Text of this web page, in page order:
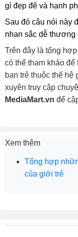
gì đẹp đẽ và hạnh
Sau đó câu nói này
nhan sắc dễ thương
Trên đây là tổng
có thể tham khảo để
bạn trẻ thuộc thế
xuyên truy cập
MediaMart.vn để
Xem thêm
Tổng hợp
của giới trẻ